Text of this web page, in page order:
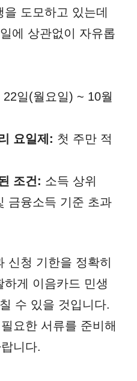
도모하고 있는데
에 상관없이 자유롭
22일(월요일) ~ 10월
요일제: 첫 주만 적
조건: 소득 상위
금융소득 기준 초과
신청 기한을 정확히
게 이음카드 민생
수 있을 것입니다.
요한 서류를 준비해
니다.